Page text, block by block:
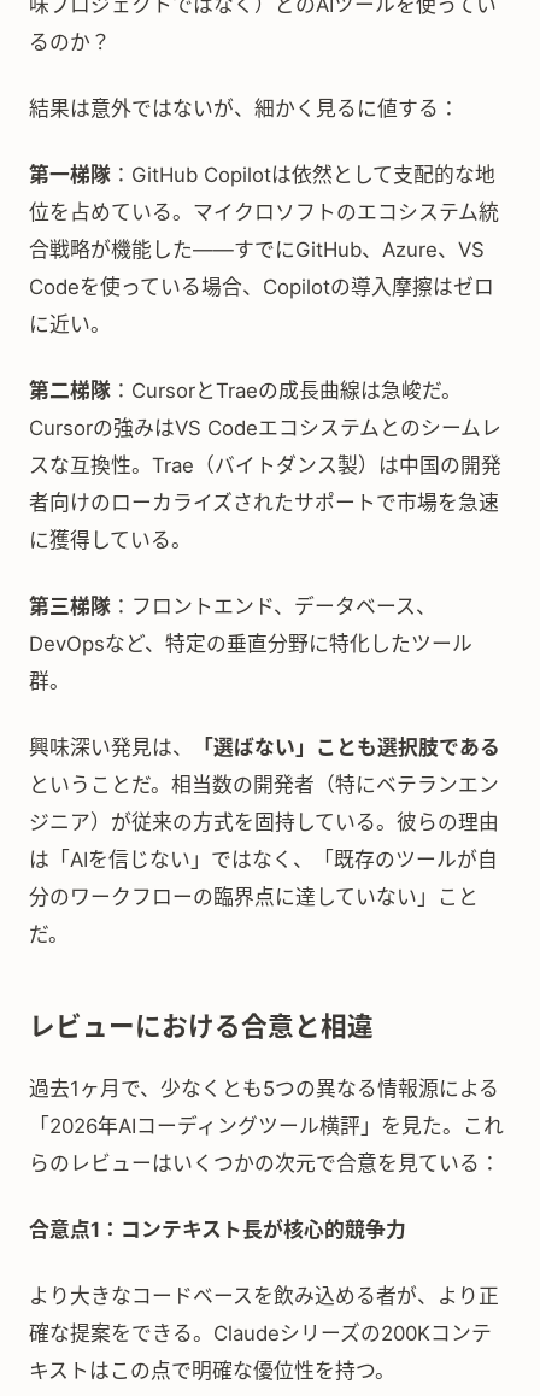
味プロジェクトではなく）どのAIツールを使ってい
るのか？
結果は意外ではないが、細かく見るに値する：
第一梯隊 ：GitHub Copilotは依然として支配的な地
位を占めている。マイクロソフトのエコシステム統
合戦略が機能した——すでにGitHub、Azure、VS
Codeを使っている場合、Copilotの導入摩擦はゼロ
に近い。
第二梯隊 ：CursorとTraeの成長曲線は急峻だ。
Cursorの強みはVS Codeエコシステムとのシームレ
スな互換性。Trae（バイトダンス製）は中国の開発
者向けのローカライズされたサポートで市場を急速
に獲得している。
第三梯隊 ：フロントエンド、データベース、
DevOpsなど、特定の垂直分野に特化したツール
群。
興味深い発見は、
「選ばない」ことも選択肢である
ということだ。相当数の開発者（特にベテランエン
ジニア）が従来の方式を固持している。彼らの理由
は「AIを信じない」ではなく、「既存のツールが自
分のワークフローの臨界点に達していない」こと
だ。
レビューにおける合意と相違
過去1ヶ月で、少なくとも5つの異なる情報源による
「2026年AIコーディングツール横評」を見た。これ
らのレビューはいくつかの次元で合意を見ている：
合意点1：コンテキスト長が核心的競争力
より大きなコードベースを飲み込める者が、より正
確な提案をできる。Claudeシリーズの200Kコンテ
キストはこの点で明確な優位性を持つ。